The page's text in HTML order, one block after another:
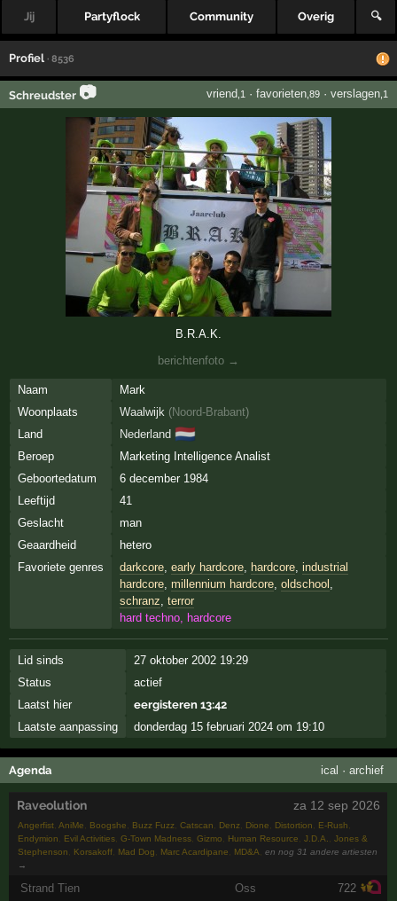
Jij Partyflock Community Overig 🔍
Profiel · 8536
Schreudster 📷 vriend ,1 · favorieten,89· verslagen,1
B.R.A.K.
berichtenfoto →
Naam
Mark
Woonplaats
Waalwijk (Noord-Brabant)
Land
Nederland 🇳🇱
Beroep
Marketing Intelligence Analist
Geboortedatum
6 december 1984
Leeftijd
41
Geslacht
man
Geaardheid
hetero
Favoriete genres
darkcore, early hardcore, hardcore, industrial
hardcore, millennium hardcore, oldschool
schranz terror
hard techno, hardcore
Lid sinds
27 oktober 2002 19:29
Status
actief
Laatst hier
eergisteren 13:42
Laatste aanpassing
donderdag 15 februari 2024 om 19:10
Agenda ical · archief
Raveolution za 12 sep 2026
Angerfist,AniMe, Boogshe, Buzz Fuzz,Catscan, Denz, Dione, Distortion, E-Rush,
Endymion, Evil Activities,G-Town Madness,Gizmo, Human Resource,J.D.A.,Jones &
Stephenson, Korsakoff, Mad Dog, Marc Acardipane, MD&A,en nog 31 andere artiesten
→
Strand Tien Oss 722